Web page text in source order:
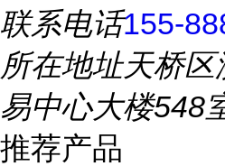
联系电话155-
所在地址天桥区
易中心大楼548
推荐产品